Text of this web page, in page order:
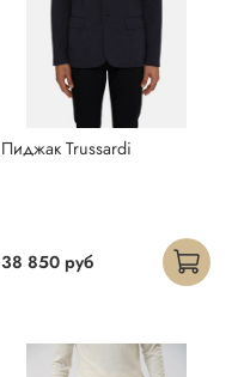
Пиджак Trussardi
38 850 руб